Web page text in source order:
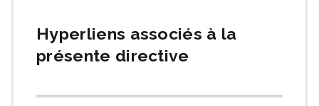
Hyperliens associés à la
présente directive